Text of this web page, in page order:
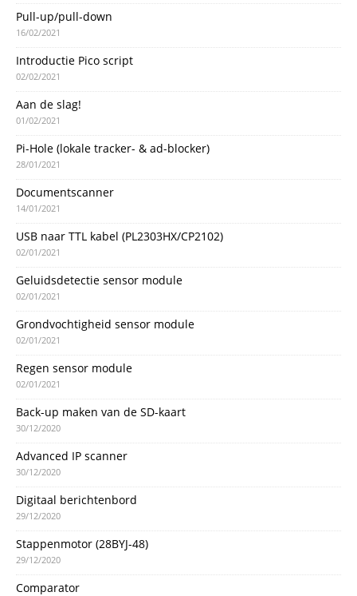
Pull-up/pull-down
16/02/2021
Introductie Pico script
02/02/2021
Aan de slag!
01/02/2021
Pi-Hole (lokale tracker- & ad-blocker)
28/01/2021
Documentscanner
14/01/2021
USB naar TTL kabel (PL2303HX/CP2102)
02/01/2021
Geluidsdetectie sensor module
02/01/2021
Grondvochtigheid sensor module
02/01/2021
Regen sensor module
02/01/2021
Back-up maken van de SD-kaart
30/12/2020
Advanced IP scanner
30/12/2020
Digitaal berichtenbord
29/12/2020
Stappenmotor (28BYJ-48)
29/12/2020
Comparator